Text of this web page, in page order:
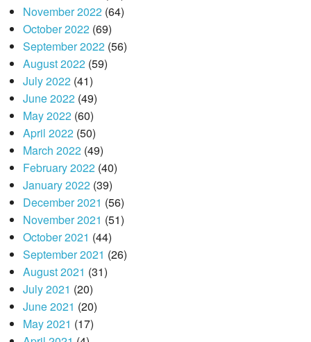
November 2022(64)
October 2022(69)
September 2022(56)
August 2022(59)
July 2022(41)
June 2022(49)
May 2022(60)
April 2022(50)
March 2022(49)
February 2022(40)
January 2022(39)
December 2021 (56)
November 2021 (51)
October 2021 (44)
September 2021 (26)
August 2021 (31)
July 2021 (20)
June 2021 (20)
May 2021 (17)